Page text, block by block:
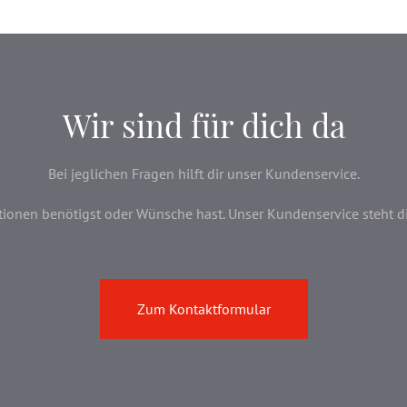
Wir sind für dich da
Bei jeglichen Fragen hilft dir unser Kundenservice.
benötigst oder Wünsche hast. Unser Kundenservice steht
Zum Kontaktformular